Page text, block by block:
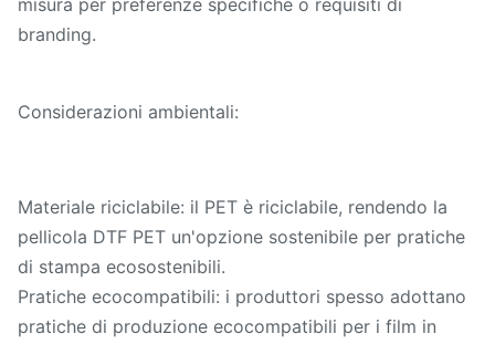
misura per preferenze specifiche o requisiti di
branding.
Considerazioni ambientali:
Materiale riciclabile: il PET è riciclabile, rendendo la
pellicola DTF PET un'opzione sostenibile per pratiche
di stampa ecosostenibili.
Pratiche ecocompatibili: i produttori spesso adottano
pratiche di produzione ecocompatibili per i film in